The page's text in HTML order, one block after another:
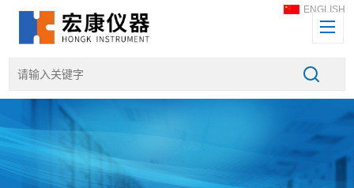
ENGLISH